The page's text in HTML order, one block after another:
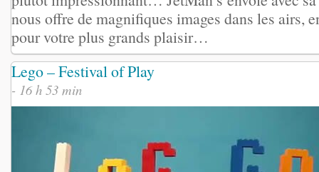
nous offre de magnifiques images dans les airs,
pour votre plus grands plaisir…
Lego – Festival of Play
- 16 h 53 min